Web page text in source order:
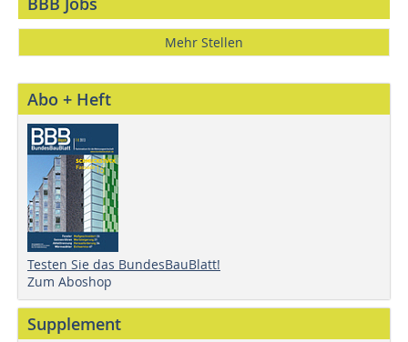
Mehr Stellen
Abo + Heft
Testen Sie das BundesBauBlatt!
Zum Aboshop
Supplement